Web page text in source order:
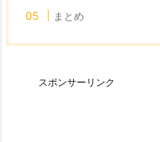
まとめ
スポンサーリンク